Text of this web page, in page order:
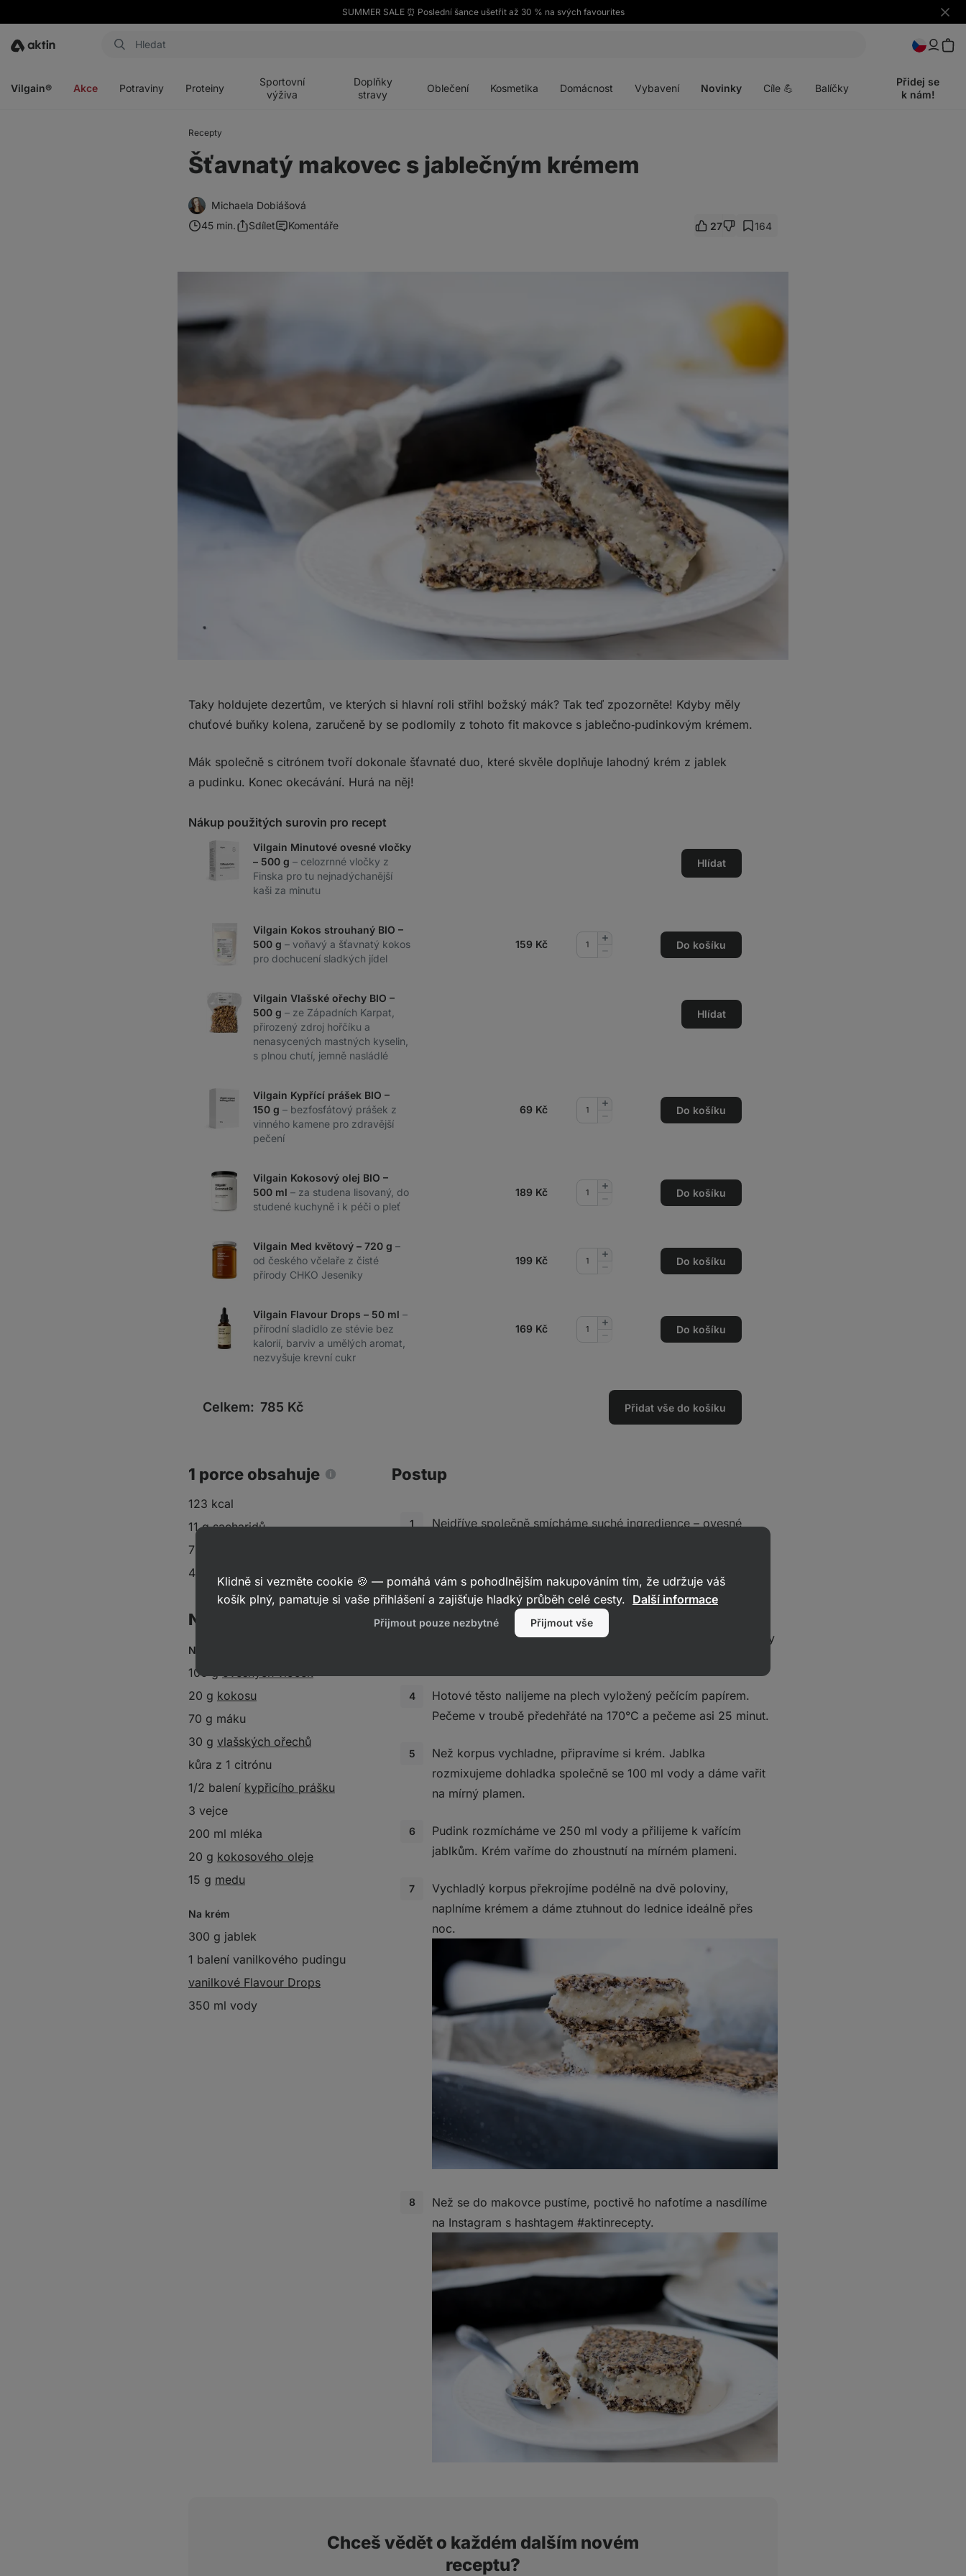
SUMMER SALE ⏰ Poslední šance ušetřit až 30 % na svých favourites
Skrýt
Aktin
Vilgain® Akce Potraviny Proteiny
Sportovní
výživa
Doplňky
stravy
Oblečení Kosmetika Domácnost Vybavení Novinky Cíle 💪 Balíčky
Přidej se
k nám!
Recepty
Šťavnatý makovec s jablečným krémem
Michaela Dobiášová
45 min.
Sdílet Komentáře 27 164
Taky holdujete dezertům, ve kterých si hlavní roli střihl božský mák? Tak teď zpozorněte! Kdyby měly
chuťové buňky kolena, zaručeně by se podlomily z tohoto fit makovce s jablečno‑pudinkovým krémem.
Mák společně s citrónem tvoří dokonale šťavnaté duo, které skvěle doplňuje lahodný krém z jablek
a pudinku. Konec okecávání. Hurá na něj!
Nákup použitých surovin pro recept
Vilgain Minutové ovesné vločky
– 500 g – celozrnné vločky z
Finska pro tu nejnadýchanější
kaši za minutu
Hlídat
Vilgain Kokos strouhaný BIO –
500 g – voňavý a šťavnatý kokos
pro dochucení sladkých jídel
159 Kč
Přidat
Do košíku
Vilgain Vlašské ořechy BIO –
500 g – ze Západních Karpat,
přirozený zdroj hořčíku a
nenasycených mastných kyselin,
s plnou chutí, jemně nasládlé
Hlídat
Vilgain Kypřící prášek BIO –
150 g – bezfosfátový prášek z
vinného kamene pro zdravější
pečení
69 Kč
Přidat
Do košíku
Vilgain Kokosový olej BIO –
500 ml – za studena lisovaný, do
studené kuchyně i k péči o pleť
189 Kč
Přidat
Do košíku
Vilgain Med květový – 720 g –
od českého včelaře z čisté
přírody CHKO Jeseníky
199 Kč
Přidat
Do košíku
Vilgain Flavour Drops – 50 ml –
přírodní sladidlo ze stévie bez
kalorií, barviv a umělých aromat,
nezvyšuje krevní cukr
169 Kč
Přidat
Do košíku
Celkem: 785 Kč Přidat vše do košíku
1 porce obsahuje
123 kcal
11 g sacharidů
7 g tuků
4 g bílkovin
Na 15 porcí
Na těsto
100 govesných vloček
20 g kokosu
70 g máku
30 g vlašských ořechů
kůra z 1 citrónu
1/2 balení kypřicího prášku
3 vejce
200 ml mléka
20 g kokosového oleje
15 g medu
Na krém
300 g jablek
1 balení vanilkového pudingu
vanilkové Flavour Drops
350 ml vody
Postup
Nejdříve společně smícháme suché ingredience –ovesné
Žloutky oddělíme od bílků. Bílky vyšleháme do tuhého sněhu.
K suchým ingrediencím přidáme i všechny zbylé, přičemž bílky
Hotové těsto nalijeme na plech vyložený pečícím papírem.
Pečeme v troubě předehřáté na 170°C a pečeme asi 25 minut.
Než korpus vychladne, připravíme si krém. Jablka
rozmixujeme dohladka společně se 100 ml vody a dáme vařit
na mírný plamen.
Pudink rozmícháme ve 250 ml vody a přilijeme k vařícím
jablkům. Krém vaříme do zhoustnutí na mírném plameni.
Vychladlý korpus překrojíme podélně na dvě poloviny,
naplníme krémem a dáme ztuhnout do lednice ideálně přes
noc.
Než se do makovce pustíme, poctivě ho nafotíme a nasdílíme
na Instagram s hashtagem #aktinrecepty.
Chceš vědět o každém dalším novém
receptu?
Klidně si vezměte cookie 🍪 — pomáhá vám s pohodlnějším nakupováním tím, že udržuje váš
košík plný, pamatuje si vaše přihlášení a zajišťuje hladký průběh celé cesty. Další informace
Přijmout pouze nezbytné Přijmout vše